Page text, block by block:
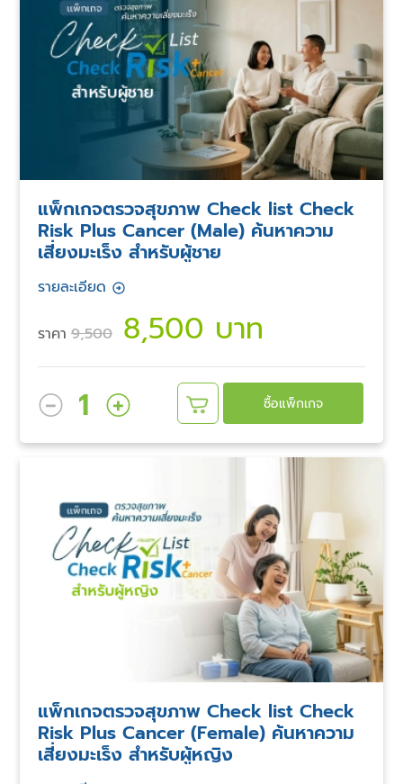
แพ็กเกจตรวจสุขภาพ Check list Check
Risk Plus Cancer (Male) ค้นหาความ
เสี่ยงมะเร็ง สำหรับผู้ชาย
รายละเอียด
ราคา 9,500 8,500 บาท
1
ซื้อแพ็กเกจ
แพ็กเกจตรวจสุขภาพ Check list Check
Risk Plus Cancer (Female) ค้นหาความ
เสี่ยงมะเร็ง สำหรับผู้หญิง